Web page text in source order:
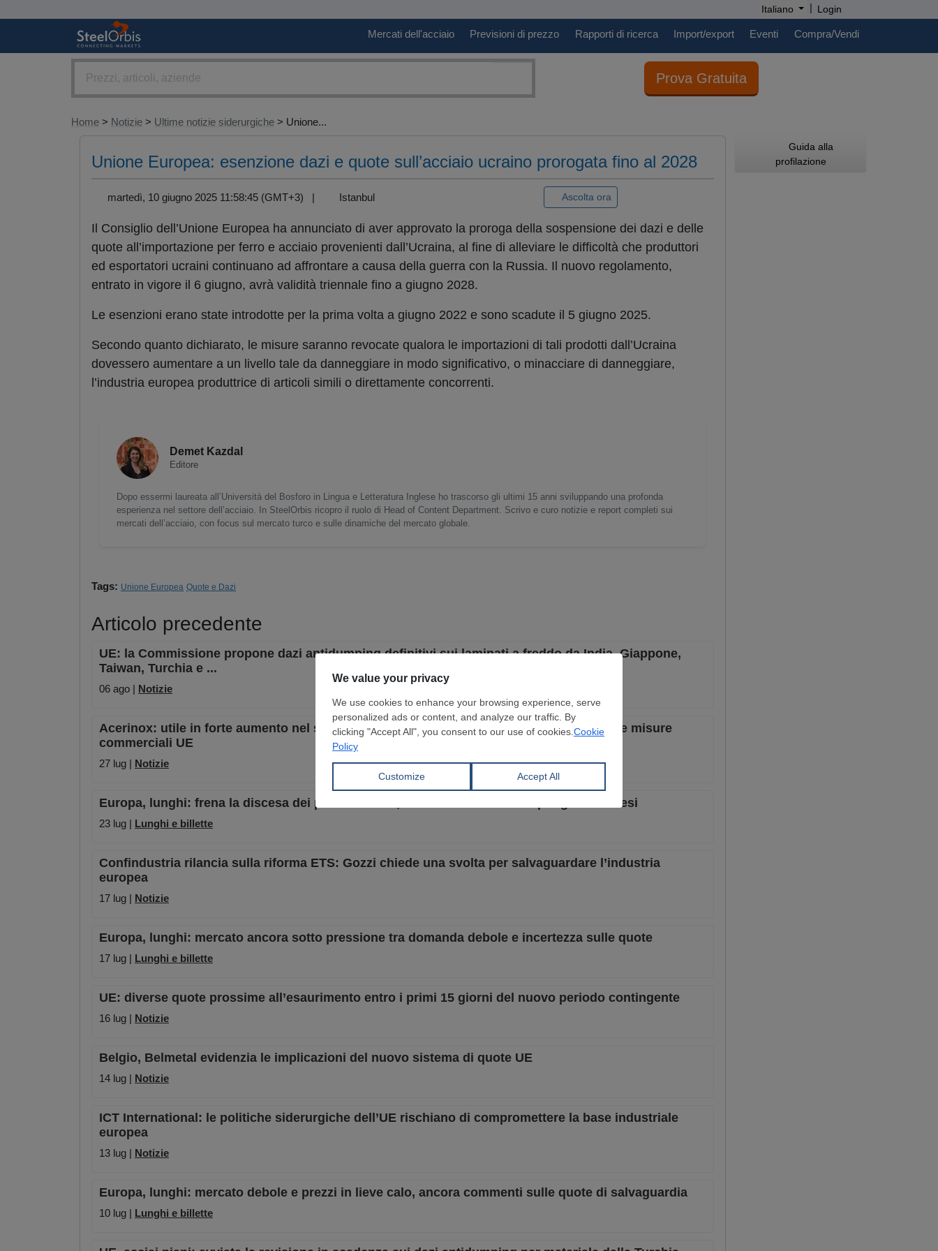
Italiano | Login
Mercati dell'acciaio Previsioni di prezzo Rapporti di ricerca Import/export Eventi Compra/Vendi
Prova Gratuita
Home > Notizie > Ultime notizie siderurgiche > Unione...
Unione Europea: esenzione dazi e quote sull’acciaio ucraino prorogata fino al 2028
martedì, 10 giugno 2025 11:58:45 (GMT+3) | Istanbul Ascolta ora
Il Consiglio dell’Unione Europea ha annunciato di aver approvato la proroga della sospensione dei dazi e delle
quote all’importazione per ferro e acciaio provenienti dall’Ucraina, al fine di alleviare le difficoltà che produttori
ed esportatori ucraini continuano ad affrontare a causa della guerra con la Russia. Il nuovo regolamento,
entrato in vigore il 6 giugno, avrà validità triennale fino a giugno 2028.
Le esenzioni erano state introdotte per la prima volta a giugno 2022 e sono scadute il 5 giugno 2025.
Secondo quanto dichiarato, le misure saranno revocate qualora le importazioni di tali prodotti dall’Ucraina
dovessero aumentare a un livello tale da danneggiare in modo significativo, o minacciare di danneggiare,
l’industria europea produttrice di articoli simili o direttamente concorrenti.
Demet Kazdal
Editore
Dopo essermi laureata all’Università del Bosforo in Lingua e Letteratura Inglese ho trascorso gli ultimi 15 anni sviluppando una profonda
esperienza nel settore dell’acciaio. In SteelOrbis ricopro il ruolo di Head of Content Department. Scrivo e curo notizie e report completi sui
mercati dell’acciaio, con focus sul mercato turco e sulle dinamiche del mercato globale.
Tags: Unione Europea Quote e Dazi
Articolo precedente
UE: la Commissione propone dazi antidumping definitivi sui laminati a freddo da India, Giappone,
Taiwan, Turchia e ...
06 ago | Notizie
Acerinox: utile in forte aumento nel secondo trimestre grazie alle attività negli USA e alle misure
commerciali UE
27 lug | Notizie
Europa, lunghi: frena la discesa dei prezzi in Italia, ancora debole il trend per gli altri Paesi
23 lug | Lunghi e billette
Confindustria rilancia sulla riforma ETS: Gozzi chiede una svolta per salvaguardare l’industria
europea
17 lug | Notizie
Europa, lunghi: mercato ancora sotto pressione tra domanda debole e incertezza sulle quote
17 lug | Lunghi e billette
UE: diverse quote prossime all’esaurimento entro i primi 15 giorni del nuovo periodo contingente
16 lug | Notizie
Belgio, Belmetal evidenzia le implicazioni del nuovo sistema di quote UE
14 lug | Notizie
ICT International: le politiche siderurgiche dell’UE rischiano di compromettere la base industriale
europea
13 lug | Notizie
Europa, lunghi: mercato debole e prezzi in lieve calo, ancora commenti sulle quote di salvaguardia
10 lug | Lunghi e billette
Guida alla
profilazione